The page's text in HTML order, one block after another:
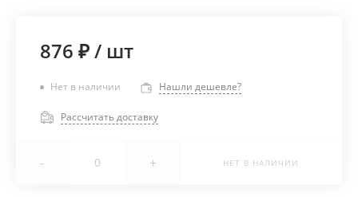
876 ₽/ шт
Нет в наличии Нашли дешевле?
Рассчитать доставку
- + НЕТ В НАЛИЧИИ